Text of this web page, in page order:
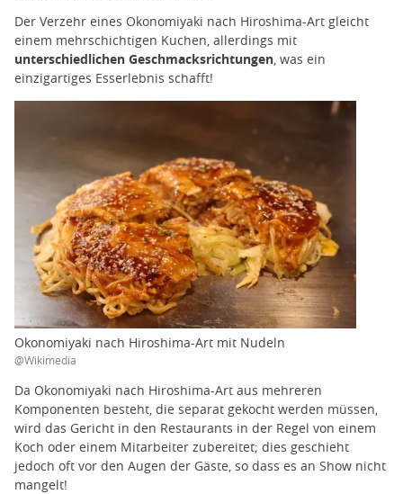
Der Verzehr eines Okonomiyaki nach Hiroshima-Art gleicht
einem mehrschichtigen Kuchen, allerdings mit
unterschiedlichen Geschmacksrichtungen, was ein
einzigartiges Esserlebnis schafft!
Okonomiyaki nach Hiroshima-Art mit Nudeln
@Wikimedia
Da Okonomiyaki nach Hiroshima-Art aus mehreren
Komponenten besteht, die separat gekocht werden müssen,
wird das Gericht in den Restaurants in der Regel von einem
Koch oder einem Mitarbeiter zubereitet; dies geschieht
jedoch oft vor den Augen der Gäste, so dass es an Show nicht
mangelt!